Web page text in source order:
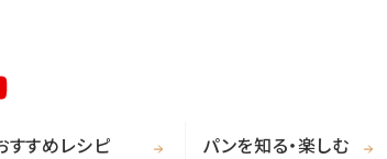
すすめレシピ
パンを知る・楽しむ